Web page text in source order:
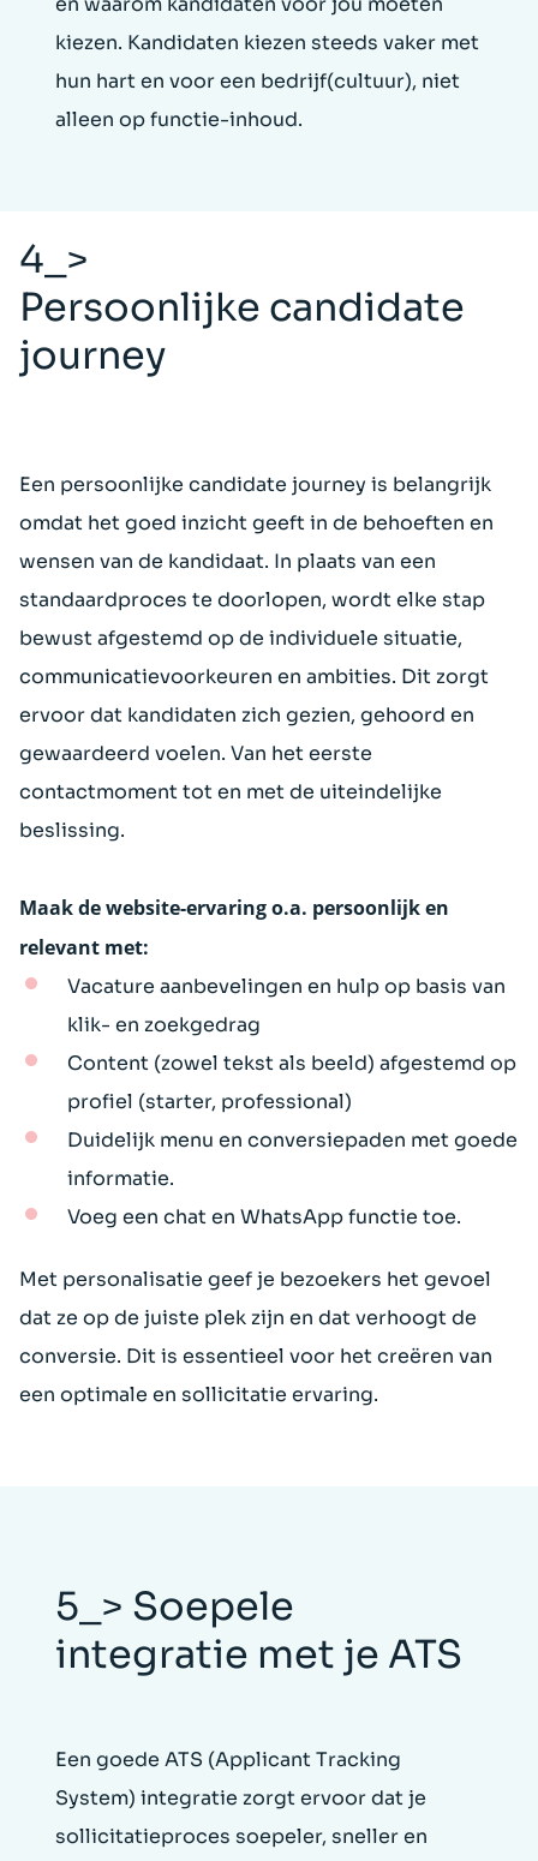
kiezen. Kandidaten kiezen steeds vaker met
hun hart en voor een bedrijf(cultuur), niet
alleen op functie-inhoud.
4_>
Persoonlijke candidate
journey
Een persoonlijke candidate journey is belangrijk
omdat het goed inzicht geeft in de behoeften en
wensen van de kandidaat. In plaats van een
standaardproces te doorlopen, wordt elke stap
bewust afgestemd op de individuele situatie,
communicatievoorkeuren en ambities. Dit zorgt
ervoor dat kandidaten zich gezien, gehoord en
gewaardeerd voelen. Van het eerste
contactmoment tot en met de uiteindelijke
beslissing.
Maak de website-ervaring o.a. persoonlijk en
relevant met:
Vacature aanbevelingen en hulp op basis van
klik- en zoekgedrag
Content (zowel tekst als beeld) afgestemd op
profiel (starter, professional)
Duidelijk menu en conversiepaden met goede
informatie.
Voeg een chat en WhatsApp functie toe.
Met personalisatie geef je bezoekers het gevoel
dat ze op de juiste plek zijn en dat verhoogt de
conversie. Dit is essentieel voor het creëren van
een optimale en sollicitatie ervaring.
5_> Soepele
integratie met je ATS
Een goede ATS (Applicant Tracking
System) integratie zorgt ervoor dat je
sollicitatieproces soepeler, sneller en